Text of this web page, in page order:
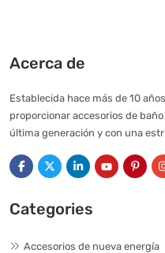
Acerca de
Establecida hace más de 10
proporcionar accesorios de
última generación y con una
Categories
Accesorios de nueva energía